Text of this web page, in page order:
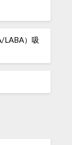
LABA）吸